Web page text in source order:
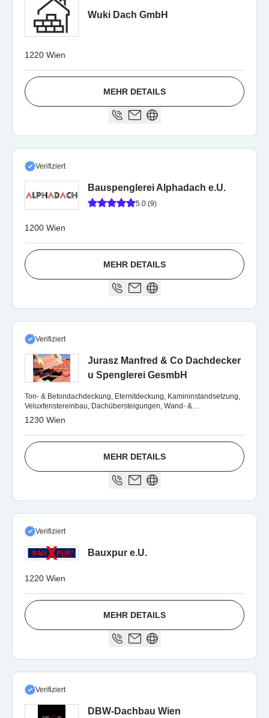
Wuki Dach GmbH
1220 Wien
MEHR DETAILS
Verifiziert
Bauspenglerei Alphadach e.U.
5.0 (9)
1200 Wien
MEHR DETAILS
Verifiziert
Jurasz Manfred & Co Dachdecker
u Spenglerei GesmbH
Ton- & Betondachdeckung, Eternitdeckung, Kamininstandsetzung,
Veluxfenstereinbau, Dachübersteigungen, Wand- &
Kaminverkleidungen uvm.
1230 Wien
MEHR DETAILS
Verifiziert
Bauxpur e.U.
1220 Wien
MEHR DETAILS
Verifiziert
DBW-Dachbau Wien